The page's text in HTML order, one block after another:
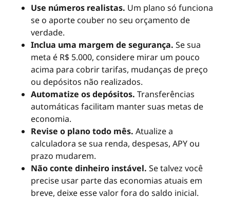
Use números realistas. Um plano só funciona
se o aporte couber no seu orçamento de
verdade.
Inclua uma margem de segurança. Se sua
meta é R$ 5.000, considere mirar um pouco
acima para cobrir tarifas, mudanças de preço
ou depósitos não realizados.
Automatize os depósitos. Transferências
automáticas facilitam manter suas metas de
economia.
Revise o plano todo mês. Atualize a
calculadora se sua renda, despesas, APY ou
prazo mudarem.
Não conte dinheiro instável. Se talvez você
precise usar parte das economias atuais em
breve, deixe esse valor fora do saldo inicial.